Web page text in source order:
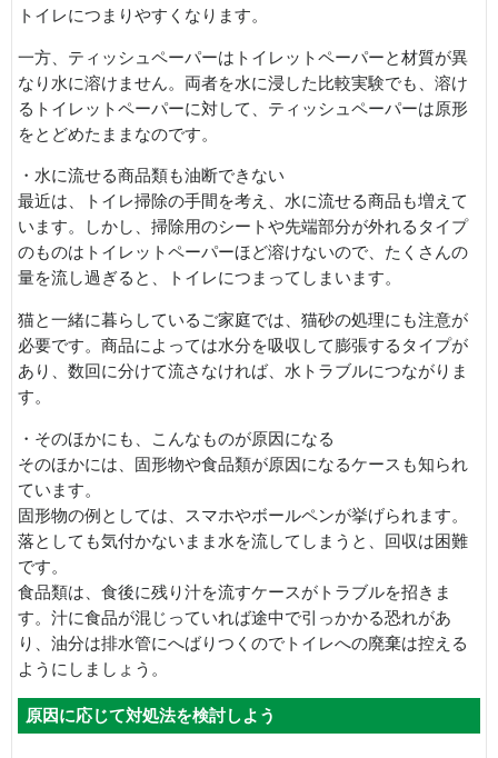
トイレにつまりやすくなります。
一方、ティッシュペーパーはトイレットペーパーと材質が異
なり水に溶けません。両者を水に浸した比較実験でも、溶け
るトイレットペーパーに対して、ティッシュペーパーは原形
をとどめたままなのです。
・水に流せる商品類も油断できない
最近は、トイレ掃除の手間を考え、水に流せる商品も増えて
います。しかし、掃除用のシートや先端部分が外れるタイプ
のものはトイレットペーパーほど溶けないので、たくさんの
量を流し過ぎると、トイレにつまってしまいます。
猫と一緒に暮らしているご家庭では、猫砂の処理にも注意が
必要です。商品によっては水分を吸収して膨張するタイプが
あり、数回に分けて流さなければ、水トラブルにつながりま
す。
・そのほかにも、こんなものが原因になる
そのほかには、固形物や食品類が原因になるケースも知られ
ています。
固形物の例としては、スマホやボールペンが挙げられます。
落としても気付かないまま水を流してしまうと、回収は困難
です。
食品類は、食後に残り汁を流すケースがトラブルを招きま
す。汁に食品が混じっていれば途中で引っかかる恐れがあ
り、油分は排水管にへばりつくのでトイレへの廃棄は控える
ようにしましょう。
原因に応じて対処法を検討しよう